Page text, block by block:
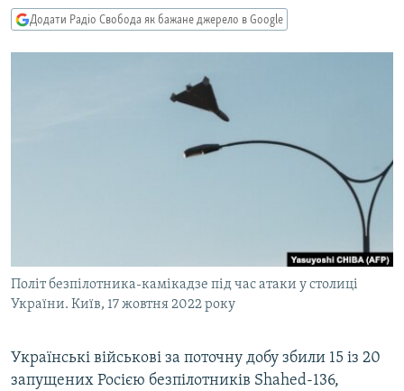
пошуку
ТИ ЯК?
КРИМ РЕАЛІЇ
РУС
КТАТ
Додати Радіо Свобода як бажане джерело в Google
Політ безпілотника-камікадзе під час атаки у столиці
України. Київ, 17 жовтня 2022 року
Українські військові за поточну добу збили 15 із 20
запущених Росією безпілотників Shahed-136,